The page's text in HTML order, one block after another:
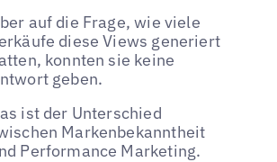
auf die Frage, wie viele
diese Views generiert
konnten sie keine
geben.
ist der Unterschied
Markenbekanntheit
Performance Marketing.